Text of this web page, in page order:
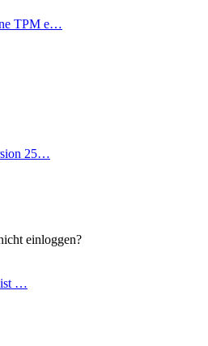
TPM e…
25…
einloggen?
ist …